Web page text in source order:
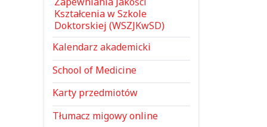
Kształcenia w Szkole
Doktorskiej (WSZJKwSD)
Kalendarz akademicki
School of Medicine
Karty przedmiotów
Tłumacz migowy online